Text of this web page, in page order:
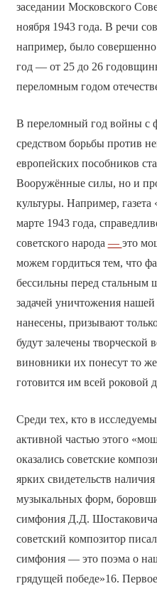
заседании Московского
ноября 1943 года. В речи
например, было
год — от 25 до 26
переломным годом
В переломный год войны с
средством борьбы против
европейских пособников
Вооружённые силы, но и
культуры. Например, газета
марте 1943 года,
советского народа — это
можем гордиться тем, что
бессильны перед стальным
задачей уничтожения
нанесены, призывают
будут залечены творческой
виновники их понесут то же
готовится им всей роковой
Среди тех, кто в
активной частью этого
оказались советские
ярких свидетельств
музыкальных форм,
симфония Д.Д.
советский композитор
симфония — это поэма о
грядущей победе»16.